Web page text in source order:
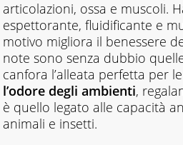
articolazioni, ossa e muscoli.
espettorante, fluidificante e
motivo migliora il benessere
note sono senza dubbio
canfora l’alleata perfetta per
l’odore degli ambienti,
è quello legato alle capacità
animali e insetti.